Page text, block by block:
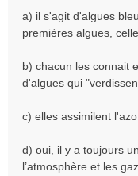
a) il s'agit d'algues
premières algues,
b) chacun les connait
d'algues qui
c) elles assimilent
d) oui, il y a toujours
l’atmosphère et les